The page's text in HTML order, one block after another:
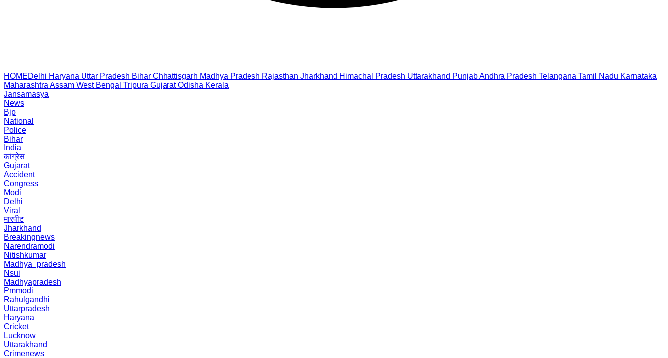
HOMEDelhi Haryana Uttar Pradesh Bihar Chhattisgarh Madhya Pradesh Rajasthan Jharkhand Himachal Pradesh Uttarakhand PunjabAndhra Pradesh Telangana Tamil Nadu Karnataka
Maharashtra Assam West Bengal Tripura Gujarat Odisha Kerala
Jansamasya
News
Bjp
National
Police
Bihar
India
कांग्रेस
Gujarat
Accident
Congress
Modi
Delhi
Viral
मारपीट
Jharkhand
Breakingnews
Narendramodi
Nitishkumar
Madhya_pradesh
Nsui
Madhyapradesh
Pmmodi
Rahulgandhi
Uttarpradesh
Haryana
Cricket
Lucknow
Uttarakhand
Crimenews